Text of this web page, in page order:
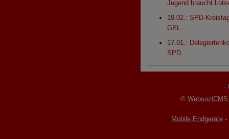
Jugend braucht
19.02.: SPD-
GEL.
17.01.:
SPD.
-
©
Mobile Endgeräte-